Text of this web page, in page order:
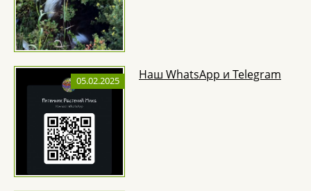
05.02.2025 Наш WhatsApp и Telegram